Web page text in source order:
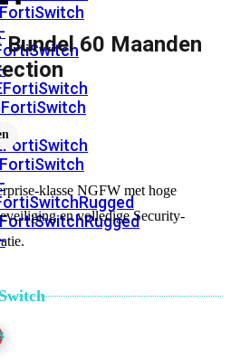
FortiSwitch
FortiSwitch
FortiSwitch
FortiSwitch
FortiSwitch
FortiSwitchRugged
60 Maanden
klasse NGFW met hoge
en volledige Security-